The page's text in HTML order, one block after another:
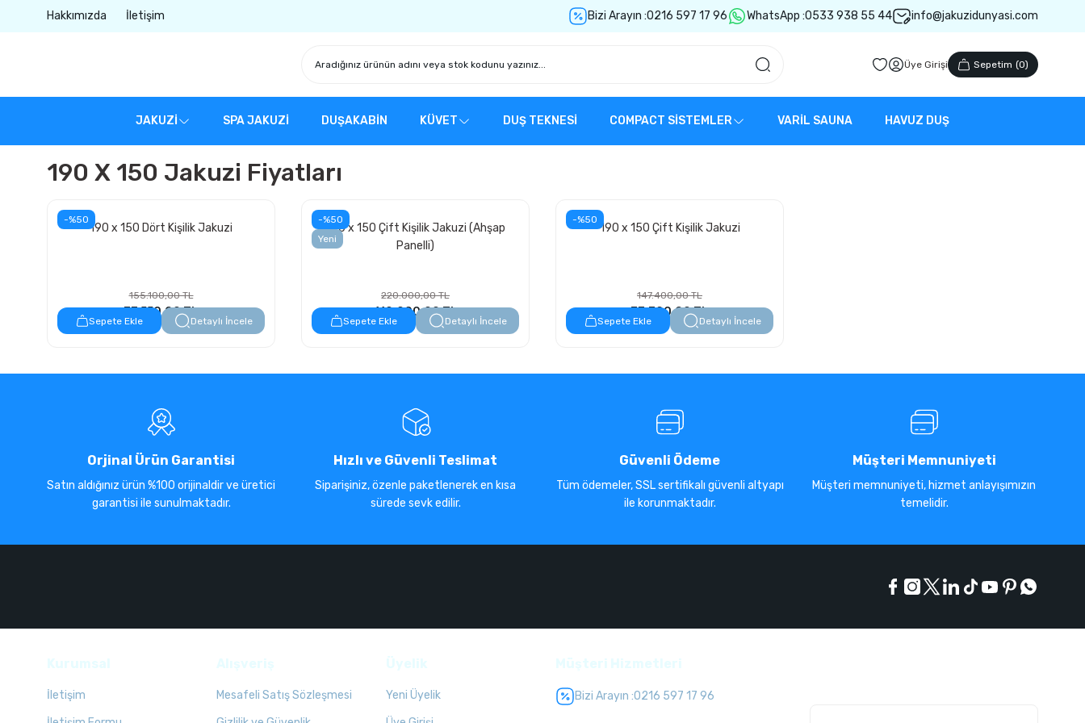
Hakkımızda İletişim Bizi Arayın :0216 597 17 96 WhatsApp :0533 938 55 44 info@jakuzidunyasi.com
Üye Girişi Sepetim (0)
JAKUZİ SPA JAKUZİ DUŞAKABİN KÜVET DUŞ TEKNESİ COMPACT SİSTEMLER VARİL SAUNA HAVUZ DUŞ
190 X 150 Jakuzi Fiyatları
-%50
190 x 150 Dört Kişilik Jakuzi
155.100,00 TL
77.550,00 TL
Sepete Ekle Detaylı İncele
-%50
Yeni
190 x 150 Çift Kişilik Jakuzi (Ahşap
Panelli)
220.000,00 TL
110.000,00 TL
Sepete Ekle Detaylı İncele
-%50
190 x 150 Çift Kişilik Jakuzi
147.400,00 TL
73.700,00 TL
Sepete Ekle Detaylı İncele
Orjinal Ürün Garantisi
Satın aldığınız ürün %100 orijinaldir ve üretici
garantisi ile sunulmaktadır.
Hızlı ve Güvenli Teslimat
Siparişiniz, özenle paketlenerek en kısa
sürede sevk edilir.
Güvenli Ödeme
Tüm ödemeler, SSL sertifikalı güvenli altyapı
ile korunmaktadır.
Müşteri Memnuniyeti
Müşteri memnuniyeti, hizmet anlayışımızın
temelidir.
İletişim
Mesafeli Satış Sözleşmesi
Yeni Üyelik
Bizi Arayın :0216 597 17 96